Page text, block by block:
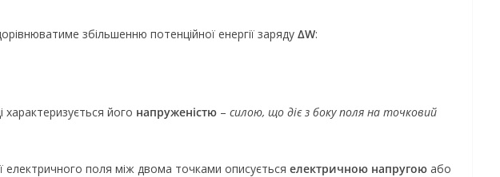
збільшенню потенційної енергії заряду ΔW:
характеризується його напруженістю – силою, що діє з боку поля на точковий
електричного поля між двома точками описується електричною напругою або